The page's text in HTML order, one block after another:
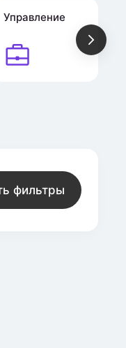
Управление
фильтры